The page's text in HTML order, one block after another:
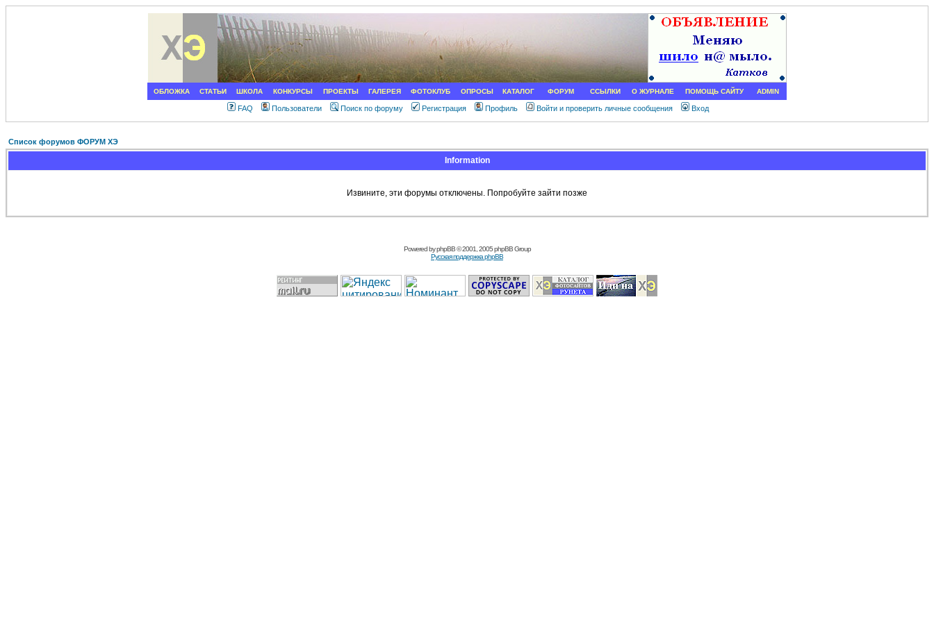
ОБЛОЖКА СТАТЬИ ШКОЛА КОНКУРСЫ ПРОЕКТЫ ГАЛЕРЕЯ ФОТОКЛУБ ОПРОСЫ КАТАЛОГ ФОРУМ ССЫЛКИ О ЖУРНАЛЕ ПОМОЩЬ САЙТУ ADMIN
FAQ Пользователи Поиск по форуму Регистрация Профиль Войти и проверить личные сообщения Вход
Список форумов ФОРУМ ХЭ
Information
Извините, эти форумы отключены. Попробуйте зайти позже
Powered byphpBB© 2001, 2005 phpBB Group
Русская поддержка phpBB